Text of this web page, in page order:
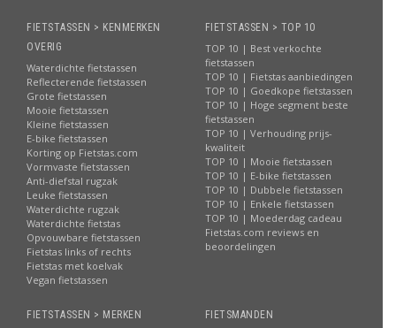
FIETSTASSEN > KENMERKEN
OVERIG
Waterdichte fietstassen
Reflecterende fietstassen
Grote fietstassen
Mooie fietstassen
Kleine fietstassen
E-bike fietstassen
Korting op Fietstas.com
Vormvaste fietstassen
Anti-diefstal rugzak
Leuke fietstassen
Waterdichte rugzak
Waterdichte fietstas
Opvouwbare fietstassen
Fietstas links of rechts
Fietstas met koelvak
Vegan fietstassen
FIETSTASSEN > TOP 10
TOP 10 | Best verkochte
fietstassen
TOP 10 | Fietstas aanbiedingen
TOP 10 | Goedkope fietstassen
TOP 10 | Hoge segment beste
fietstassen
TOP 10 | Verhouding prijs-
kwaliteit
TOP 10 | Mooie fietstassen
TOP 10 | E-bike fietstassen
TOP 10 | Dubbele fietstassen
TOP 10 | Enkele fietstassen
TOP 10 | Moederdag cadeau
Fietstas.com reviews en
beoordelingen
FIETSTASSEN > MERKEN FIETSMANDEN